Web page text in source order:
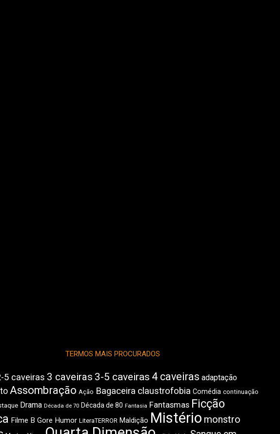
TERMOS MAIS PROCURADOS
5 caveiras 3 caveiras 3-5 caveiras 4 caveiras adaptação
Assombração Ação Bagaceira claustrofobia Comédia continuação
Drama Década de 70 Década de 80 Fantasia Fantasmas Ficção
Filme B Gore Humor LiteraTERROR Maldição Mistério monstro